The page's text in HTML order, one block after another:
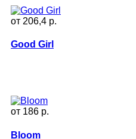
от 206,4 p.
Good Girl
от 186 p.
Bloom